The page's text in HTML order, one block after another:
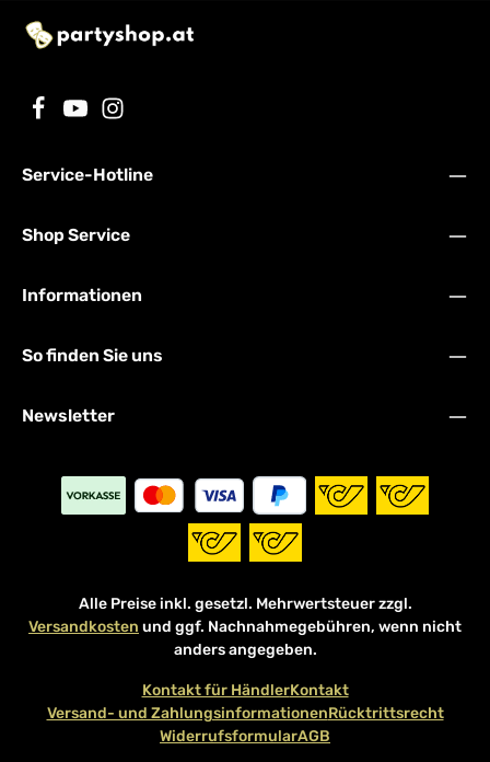
Service-Hotline
Shop Service
Informationen
So finden Sie uns
Newsletter
Alle Preise inkl. gesetzl. Mehrwertsteuer zzgl.
Versandkosten und ggf. Nachnahmegebühren, wenn nicht
anders angegeben.
Kontakt für HändlerKontakt
Versand- und ZahlungsinformationenRücktrittsrecht
WiderrufsformularAGB